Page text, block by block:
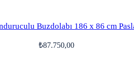
Buzdolabı 186 x 86 cm
₺87.750,00